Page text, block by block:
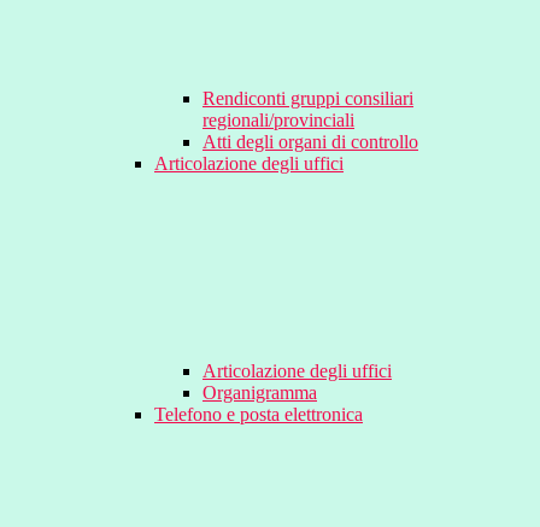
Rendiconti gruppi consiliari
regionali/provinciali
Atti degli organi di controllo
Articolazione degli uffici
Articolazione degli uffici
Organigramma
Telefono e posta elettronica